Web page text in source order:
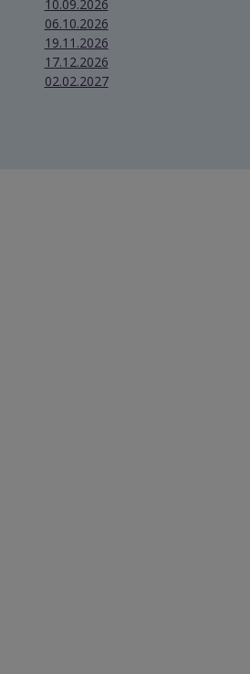
10.09.2026
06.10.2026
19.11.2026
17.12.2026
02.02.2027